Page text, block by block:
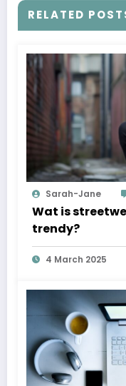
RELATED
Sarah-Jane
Wat is
trendy?
4 March 2025